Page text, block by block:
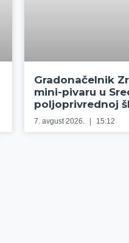
Gradonačelnik
mini-pivaru u
poljoprivrednoj
7. avgust 2026. 15:12